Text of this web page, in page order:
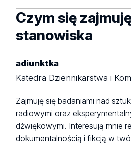
Czym się
stanowiska
adiunktka
Katedra Dziennikarstwa i
Zajmuję się badaniami nad
radiowymi oraz
dźwiękowymi. Interesują mnie
dokumentalnością i fikcją w